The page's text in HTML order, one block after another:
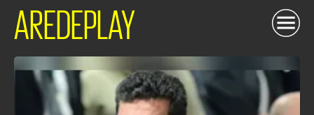
AREDEPLAY